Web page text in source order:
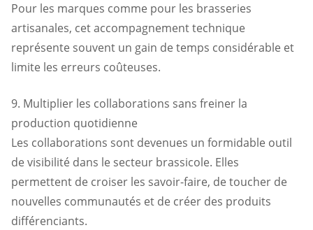
Pour les marques comme pour les brasseries
artisanales, cet accompagnement technique
représente souvent un gain de temps considérable et
limite les erreurs coûteuses.
9. Multiplier les collaborations sans freiner la
production quotidienne
Les collaborations sont devenues un formidable outil
de visibilité dans le secteur brassicole. Elles
permettent de croiser les savoir-faire, de toucher de
nouvelles communautés et de créer des produits
différenciants.